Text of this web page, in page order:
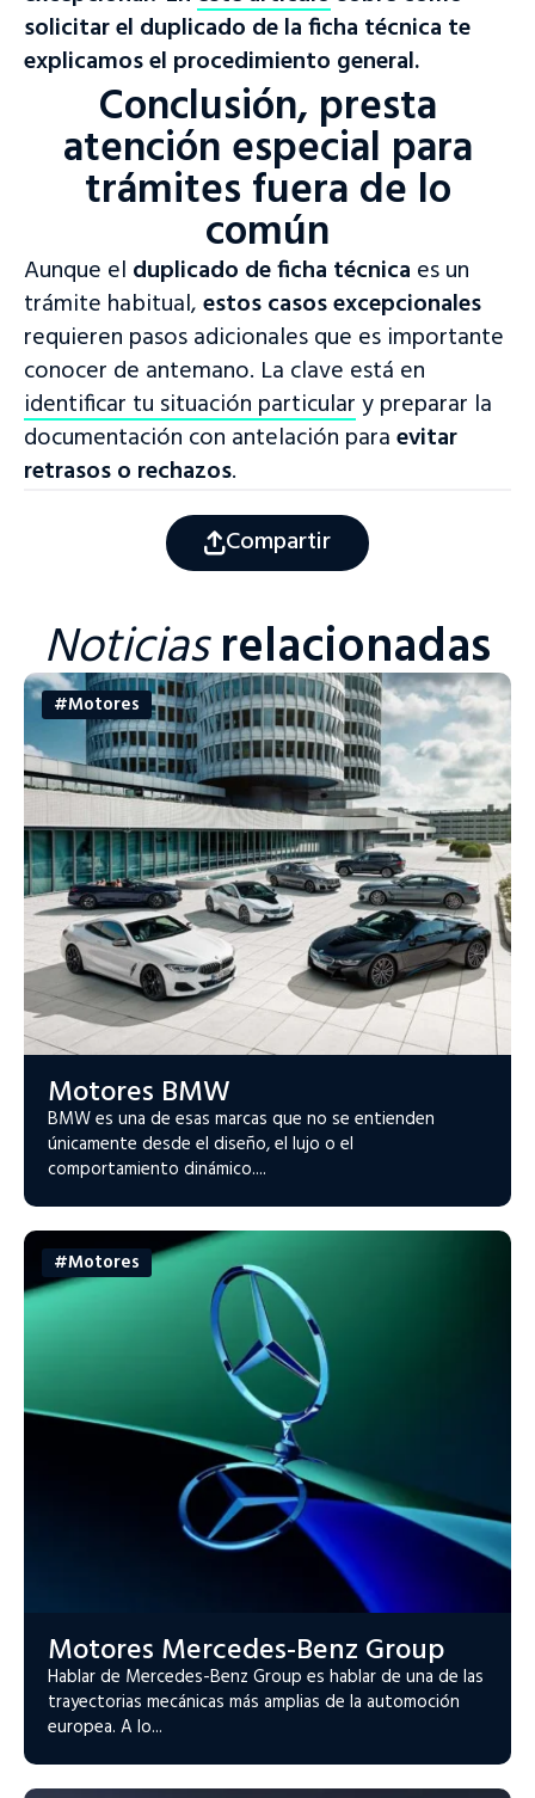
solicitar el duplicado de la ficha técnica te
explicamos el procedimiento general.
Conclusión, presta
atención especial para
trámites fuera de lo
común
Aunque el duplicado de ficha técnica es un
trámite habitual,estos casos excepcionales
requieren pasos adicionales que es importante
conocer de antemano. La clave está en
identificar tu situación particulary preparar la
documentación con antelación paraevitar
retrasos o rechazos.
Compartir
Noticias relacionadas
#Motores
Motores BMW
BMW es una de esas marcas que no se entienden
únicamente desde el diseño, el lujo o el
comportamiento dinámico....
#Motores
Motores Mercedes-Benz Group
Hablar de Mercedes-Benz Group es hablar de una de las
trayectorias mecánicas más amplias de la automoción
europea. A lo...
Visitar sitio web
¿Aún no tienes nuestra aplicación?
¡Descárgala ahora!